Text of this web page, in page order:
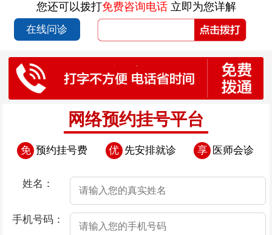
您还可以拨打免费咨询电话立即为您详解
在线问诊
网络预约挂号平台
免 预约挂号费 优 先安排就诊 享 医师会诊
姓名：
手机号码：